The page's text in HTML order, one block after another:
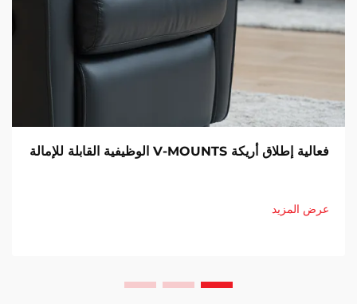
فعالية إطلاق أريكة V-MOUNTS الوظيفية القابلة للإمالة
عرض المزيد